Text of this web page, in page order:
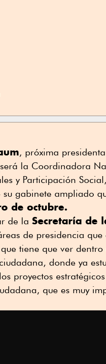
, próxima
será la Coordinadora
y Participación
gabinete ampliado
de octubre.
de la Secretaría de
de presidencia
tiene que ver
donde ya
proyectos
que es muy